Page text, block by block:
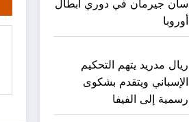
سان جيرمان في دوري أبطال
أوروبا
ريال مدريد يتهم التحكيم
الإسباني ويتقدم بشكوى
رسمية إلى الفيفا